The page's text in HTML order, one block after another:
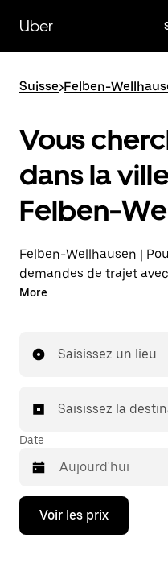
contenu
principal
Uber
Suisse>Felben-
Vous
dans la
Felben-
Felben-Wellhausen |
demandes de trajet
nous vous mettions en
(24 h/24 et 7 j/7),
Dans certaines villes de
pouvez le demander
More
Saisissez un lieu
Saisissez la
Date
Appuyez
la
Voir les prix